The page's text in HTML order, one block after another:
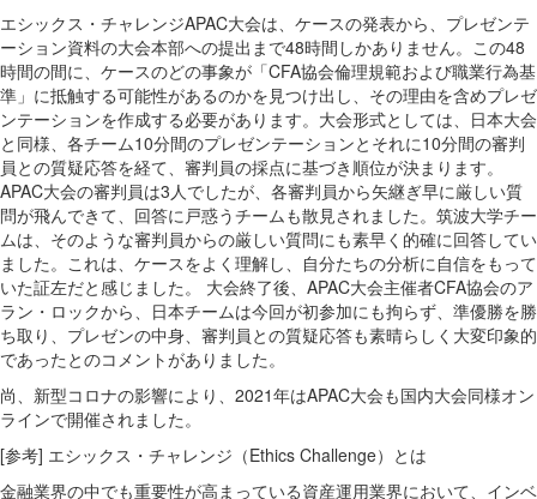
エシックス・チャレンジAPAC大会は、ケースの発表から、プレゼンテ
ーション資料の大会本部への提出まで48時間しかありません。この48
時間の間に、ケースのどの事象が「CFA協会倫理規範および職業行為基
準」に抵触する可能性があるのかを見つけ出し、その理由を含めプレゼ
ンテーションを作成する必要があります。大会形式としては、日本大会
と同様、各チーム10分間のプレゼンテーションとそれに10分間の審判
員との質疑応答を経て、審判員の採点に基づき順位が決まります。
APAC大会の審判員は3人でしたが、各審判員から矢継ぎ早に厳しい質
問が飛んできて、回答に戸惑うチームも散見されました。筑波大学チー
ムは、そのような審判員からの厳しい質問にも素早く的確に回答してい
ました。これは、ケースをよく理解し、自分たちの分析に自信をもって
いた証左だと感じました。 大会終了後、APAC大会主催者CFA協会のア
ラン・ロックから、日本チームは今回が初参加にも拘らず、準優勝を勝
ち取り、プレゼンの中身、審判員との質疑応答も素晴らしく大変印象的
であったとのコメントがありました。
尚、新型コロナの影響により、2021年はAPAC大会も国内大会同様オン
ラインで開催されました。
[参考] エシックス・チャレンジ（Ethics Challenge）とは
金融業界の中でも重要性が高まっている資産運用業界において、インベ